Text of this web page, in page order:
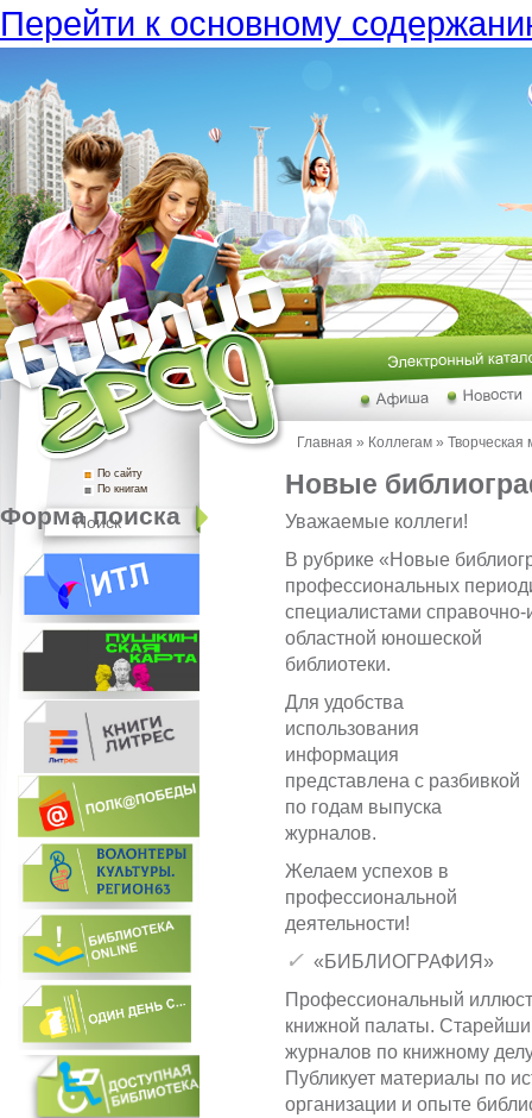
Перейти к основному
Форма поиска
Поиск
По сайту
По книгам
Главная » Коллегам » Творческая
Новые
Уважаемые коллеги!
В рубрике «Новые
профессиональных
специалистами справочно-
областной юношеской
библиотеки.
Для удобства
использования
информация
представлена с разбивкой
по годам выпуска
журналов.
Желаем успехов в
профессиональной
деятельности!
✓ «БИБЛИОГРАФИЯ»
Профессиональный
книжной палаты.
журналов по книжному
Публикует материалы по
организации и опыте